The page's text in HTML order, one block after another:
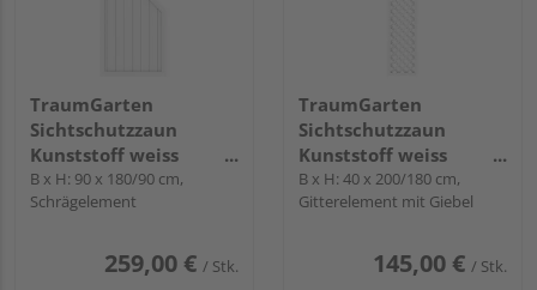
TraumGarten
Sichtschutzzaun
Kunststoff weiss
"LONGLIFE RIVA"
B x H: 90 x 180/90 cm,
Schrägelement
259,00 € / Stk.
TraumGarten
Sichtschutzzaun
Kunststoff weiss
"LONGLIFE"
B x H: 40 x 200/180 cm,
Gitterelement mit Giebel
145,00 € / Stk.